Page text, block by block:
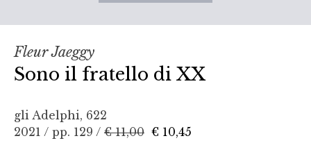
Fleur Jaeggy
Sono il fratello di XX
gli Adelphi, 622
2021 / pp. 129 / € 11,00 € 10,45